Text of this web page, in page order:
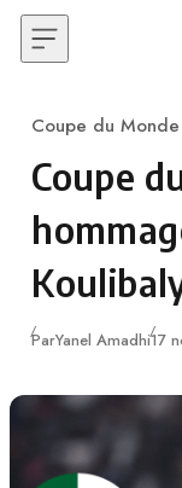
Skip to content
Category
Coupe du Monde
Coupe
ParYanel Amadhi17